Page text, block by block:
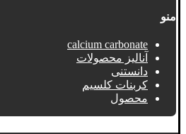
منو
calcium carbonate
آنالیز محصولات
دانستنی
کربنات کلسیم
محصول